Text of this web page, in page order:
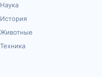
Наука
История
Животные
Техника